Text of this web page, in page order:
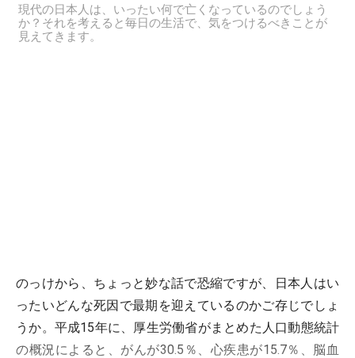
現代の日本人は、いったい何で亡くなっているのでしょう
か？それを考えると毎日の生活で、気をつけるべきことが
見えてきます。
のっけから、ちょっと妙な話で恐縮ですが、日本人はい
ったいどんな死因で最期を迎えているのかご存じでしょ
うか。平成15年に、厚生労働省がまとめた人口動態統計
の概況によると、がんが30.5％、心疾患が15.7％、脳血